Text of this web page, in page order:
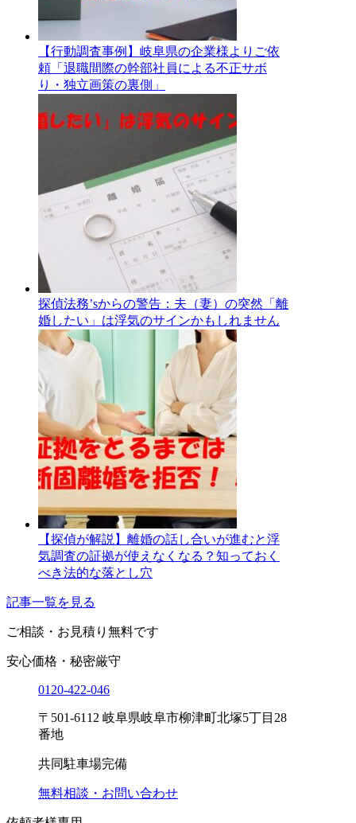
【行動調査事例】岐阜県の企業様よりご依
頼「退職間際の幹部社員による不正サボ
り・独立画策の裏側」
探偵法務’sからの警告：夫（妻）の突然「離
婚したい」は浮気のサインかもしれません
【探偵が解説】離婚の話し合いが進むと浮
気調査の証拠が使えなくなる？知っておく
べき法的な落とし穴
記事一覧を見る
ご相談・お見積り 無料です
安心価格・秘密厳守
0120-422-046
〒501-6112 岐阜県岐阜市柳津町北塚5丁目28
番地
共同駐車場完備
無料相談・お問い合わせ